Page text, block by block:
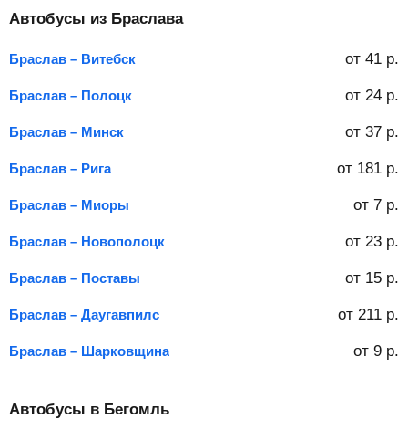
Автобусы из Браслава
Браслав – Витебск от 41 р.
Браслав – Полоцк от 24 р.
Браслав – Минск от 37 р.
Браслав – Рига от 181 р.
Браслав – Миоры от 7 р.
Браслав – Новополоцк от 23 р.
Браслав – Поставы от 15 р.
Браслав – Даугавпилс от 211 р.
Браслав – Шарковщина от 9 р.
Автобусы в Бегомль